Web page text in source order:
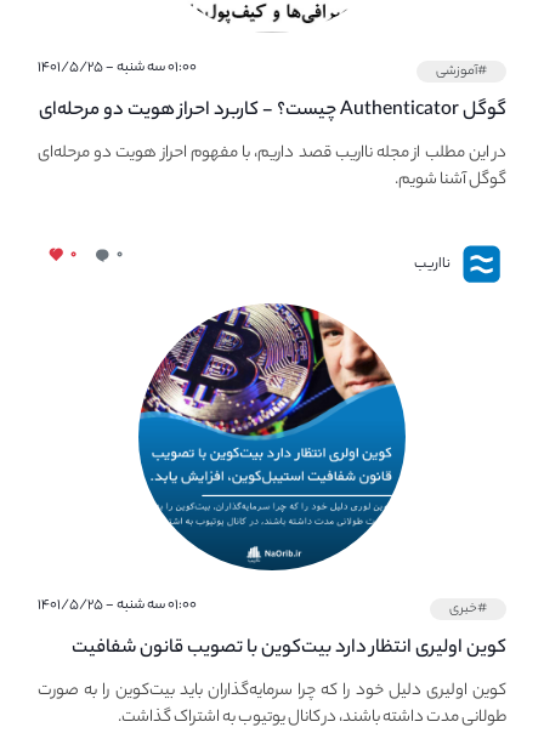
#آموزشی ۰۱:۰۰ سه شنبه - ۱۴۰۱/۵/۲۵
گوگل Authenticator چیست؟ - کاربرد احراز هویت دو مرحله‌ای
در صرافی ها و کیف پول های کریپتو
در این مطلب از مجله نااریب قصد داریم، با مفهوم احراز هویت دو مرحله‌ای
گوگل آشنا شویم.
نااریب ۰ ۰
#خبری ۰۱:۰۰ سه شنبه - ۱۴۰۱/۵/۲۵
کوین اولیری انتظار دارد بیت‌کوین با تصویب قانون شفافیت
استیبل‌کوین، افزایش یابد.
کوین اولیری دلیل خود را که چرا سرمایه‌گذاران باید بیت‌کوین را به صورت
طولانی مدت داشته باشند، در کانال یوتیوب به اشتراک گذاشت.